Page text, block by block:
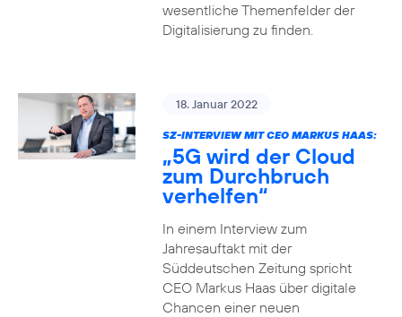
wesentliche Themenfelder der
Digitalisierung zu finden.
18. Januar 2022
SZ-INTERVIEW MIT CEO MARKUS HAAS:
„5G wird der Cloud
zum Durchbruch
verhelfen“
In einem Interview zum
Jahresauftakt mit der
Süddeutschen Zeitung spricht
CEO Markus Haas über digitale
Chancen einer neuen